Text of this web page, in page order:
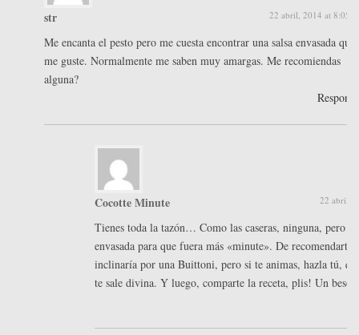
str 22 abril, 2014 at 8:05
Me encanta el pesto pero me cuesta encontrar una salsa envasada que
me guste. Normalmente me saben muy amargas. Me recomiendas
alguna?
Cocotte Minute 22 abril,
Tienes toda la tazón… Como las caseras, ninguna, pero la
envasada para que fuera más «minute». De recomendarte,
inclinaría por una Buittoni, pero si te animas, hazla tú,
te sale divina. Y luego, comparte la receta, plis! Un